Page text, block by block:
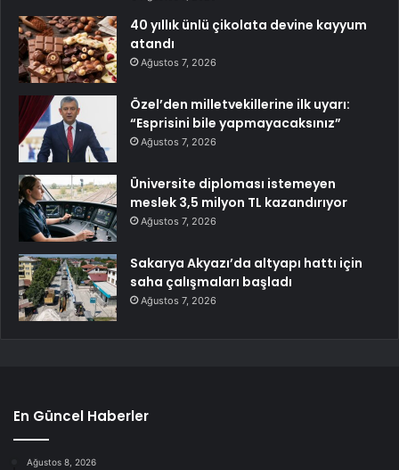
40 yıllık ünlü çikolata devine kayyum
atandı
Ağustos 7, 2026
Özel’den milletvekillerine ilk uyarı:
“Esprisini bile yapmayacaksınız”
Ağustos 7, 2026
Üniversite diploması istemeyen
meslek 3,5 milyon TL kazandırıyor
Ağustos 7, 2026
Sakarya Akyazı’da altyapı hattı için
saha çalışmaları başladı
Ağustos 7, 2026
En Güncel Haberler
Ağustos 8, 2026